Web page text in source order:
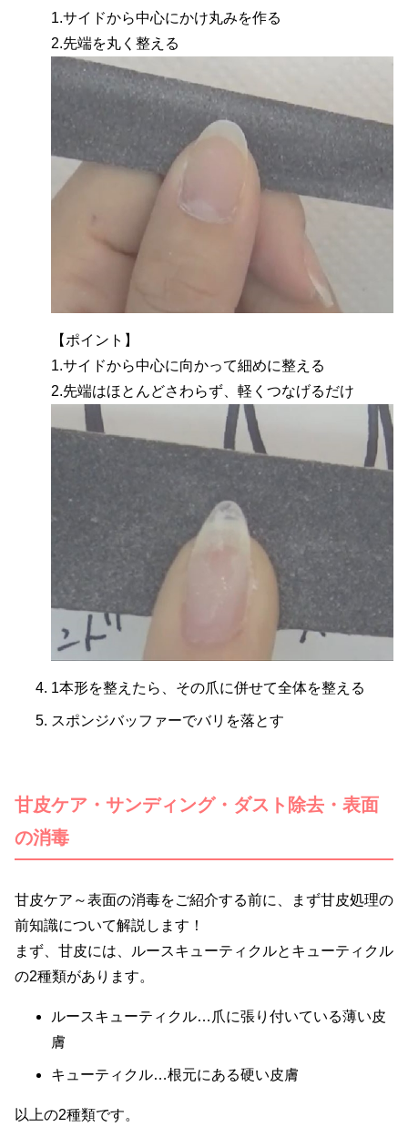
1.サイドから中心にかけ丸みを作る
2.先端を丸く整える
【ポイント】
1.サイドから中心に向かって細めに整える
2.先端はほとんどさわらず、軽くつなげるだけ
1本形を整えたら、その爪に併せて全体を整える
スポンジバッファーでバリを落とす
甘皮ケア・サンディング・ダスト除去・表面
の消毒
甘皮ケア～表面の消毒をご紹介する前に、まず甘皮処理の
前知識について解説します！
まず、甘皮には、ルースキューティクルとキューティクル
の2種類があります。
ルースキューティクル…爪に張り付いている薄い皮
膚
キューティクル…根元にある硬い皮膚
以上の2種類です。